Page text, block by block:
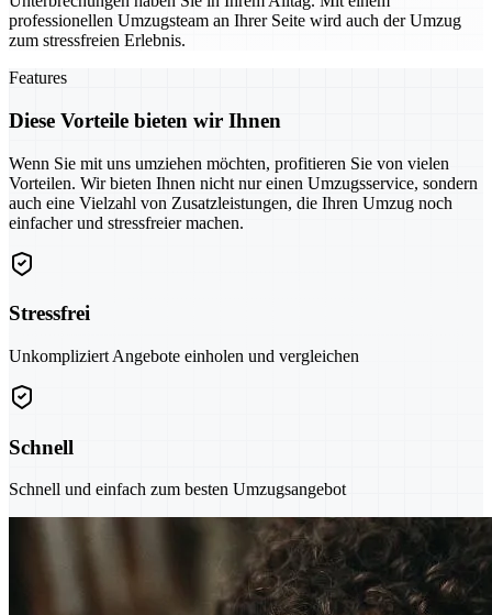
professionellen Umzugsteam an Ihrer Seite wird auch der Umzug
zum stressfreien Erlebnis.
Features
Diese Vorteile bieten wir Ihnen
Wenn Sie mit uns umziehen möchten, profitieren Sie von vielen
Vorteilen. Wir bieten Ihnen nicht nur einen Umzugsservice, sondern
auch eine Vielzahl von Zusatzleistungen, die Ihren Umzug noch
einfacher und stressfreier machen.
Stressfrei
Unkompliziert Angebote einholen und vergleichen
Schnell
Schnell und einfach zum besten Umzugsangebot